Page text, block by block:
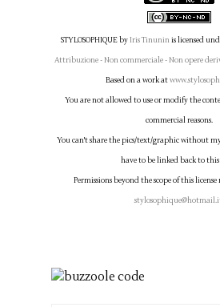
STYLOSOPHIQUE byIris Tinuninis licensed
Attribuzione - Non commerciale - Non opere
Based on a work at
You are not allowed to use or modify the
commercial reasons.
You can't share the pics/text/graphic without
have to be linked back to
Permissions beyond the scope of this